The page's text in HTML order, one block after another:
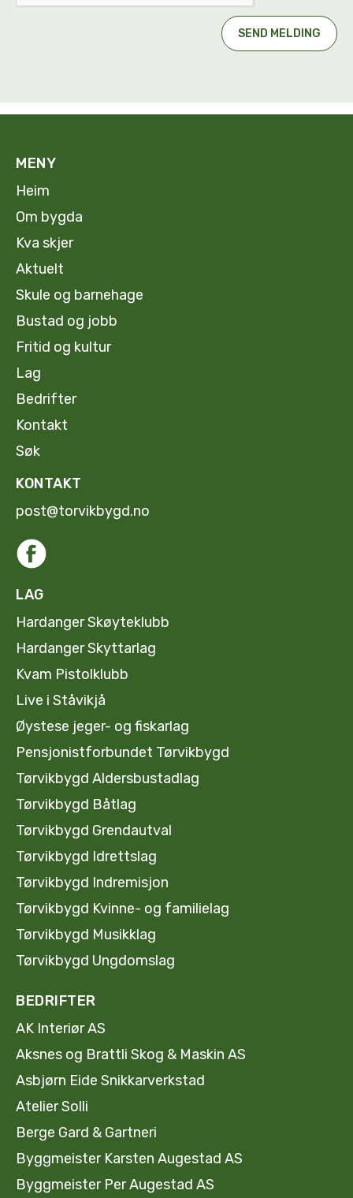
MENY
Heim
Om bygda
Kva skjer
Aktuelt
Skule og barnehage
Bustad og jobb
Fritid og kultur
Lag
Bedrifter
Kontakt
Søk
KONTAKT
post@torvikbygd.no
LAG
Hardanger Skøyteklubb
Hardanger Skyttarlag
Kvam Pistolklubb
Live i Ståvikjå
Øystese jeger- og fiskarlag
Pensjonistforbundet Tørvikbygd
Tørvikbygd Aldersbustadlag
Tørvikbygd Båtlag
Tørvikbygd Grendautval
Tørvikbygd Idrettslag
Tørvikbygd Indremisjon
Tørvikbygd Kvinne- og familielag
Tørvikbygd Musikklag
Tørvikbygd Ungdomslag
BEDRIFTER
AK Interiør AS
Aksnes og Brattli Skog & Maskin AS
Asbjørn Eide Snikkarverkstad
Atelier Solli
Berge Gard & Gartneri
Byggmeister Karsten Augestad AS
Byggmeister Per Augestad AS